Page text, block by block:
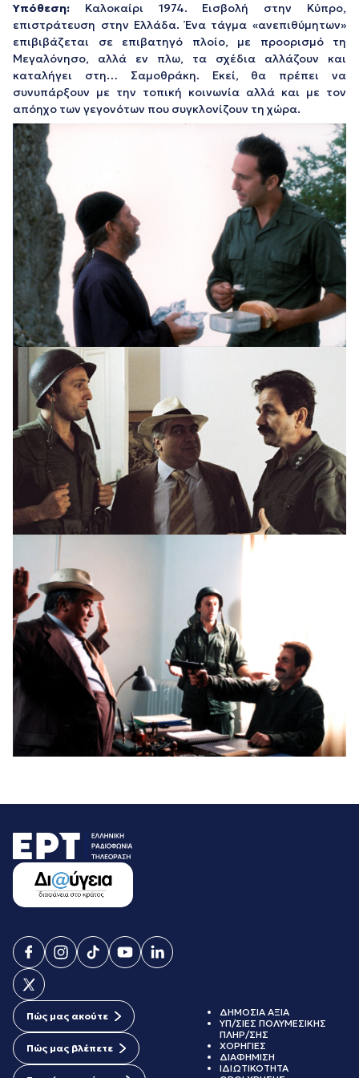
Υπόθεση: Καλοκαίρι 1974. Εισβολή στην Κύπρο,
επιστράτευση στην Ελλάδα. Ένα τάγμα «ανεπιθύμητων»
επιβιβάζεται σε επιβατηγό πλοίο, με προορισμό τη
Μεγαλόνησο, αλλά εν πλω, τα σχέδια αλλάζουν και
καταλήγει στη… Σαμοθράκη. Εκεί, θα πρέπει να
συνυπάρξουν με την τοπική κοινωνία αλλά και με τον
απόηχο των γεγονότων που συγκλονίζουν τη χώρα.
Πώς μας ακούτε
Πώς μας βλέπετε
ΔΗΜΟΣΙΑ ΑΞΙΑ
ΥΠ/ΣΙΕΣ ΠΟΛΥΜΕΣΙΚΗΣ
ΠΛΗΡ/ΣΗΣ
ΧΟΡΗΓΙΕΣ
ΔΙΑΦΗΜΙΣΗ
ΙΔΙΩΤΙΚΟΤΗΤΑ